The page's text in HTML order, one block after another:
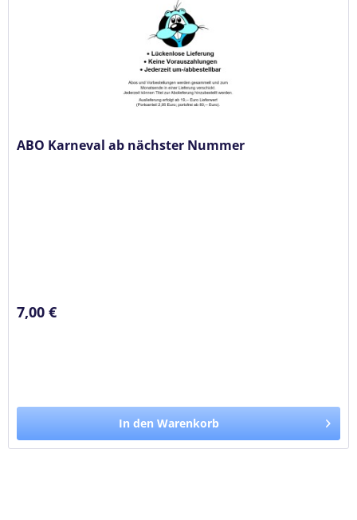
ABO Karneval ab nächster Nummer
7,00 €
In den Warenkorb